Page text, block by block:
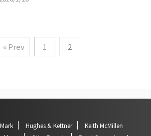
« Prev 1 2
Hughes & Kettner
Keith McMillen